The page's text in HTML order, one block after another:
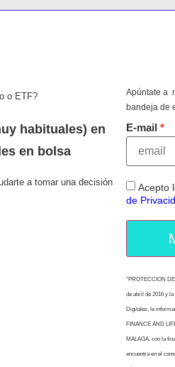
o ETF?
habituales) en
en bolsa
a tomar una decisión
Apúntate a
bandeja de
E-mail
Acepto
de
“PROTECCION
de abril de 2016 y
Digitales, le
FINANCE AND
MALAGA, con la
encuentra en el